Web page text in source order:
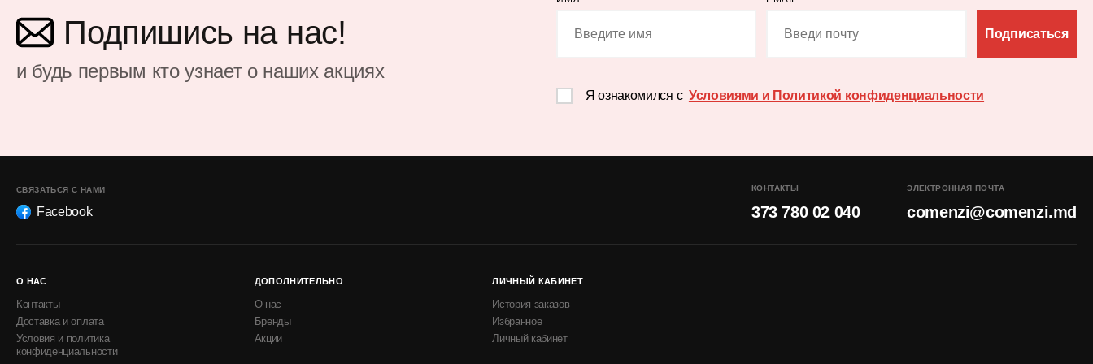
Подпишись на нас!
и будь первым кто узнает о наших акциях
Подписаться
Я ознакомился с Условиями и Политикой конфиденциальности
СВЯЗАТЬСЯ С НАМИ
Facebook
КОНТАКТЫ
373 780 02 040
ЭЛЕКТРОННАЯ ПОЧТА
comenzi@comenzi.md
О НАС
Контакты
Доставка и оплата
Условия и политика
конфиденциальности
ДОПОЛНИТЕЛЬНО
О нас
Бренды
Акции
ЛИЧНЫЙ КАБИНЕТ
История заказов
Избранное
Личный кабинет